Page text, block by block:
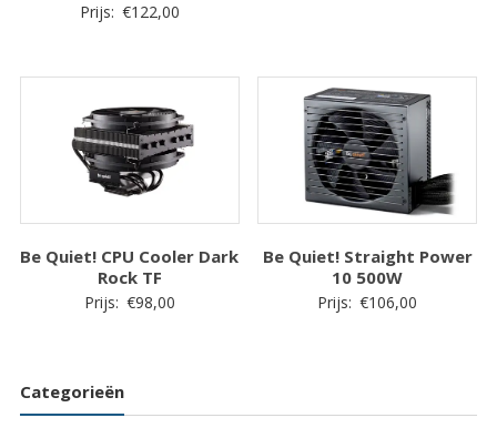
Prijs: €122,00
Be Quiet! CPU Cooler Dark
Rock TF
Prijs: €98,00
Be Quiet! Straight Power
10 500W
Prijs: €106,00
Categorieën